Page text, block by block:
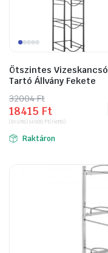
Ötszintes Vizeskancsó
Tartó Állvány Fekete
32004Ft
Original
price
was:
32004 Ft.
18415 Ft
Current
price
is:
18415 Ft.
(bruttó)14500 Ft(nettó)
Raktáron